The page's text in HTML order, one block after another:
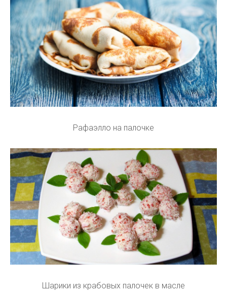
Рафаэлло на палочке
Шарики из крабовых палочек в масле